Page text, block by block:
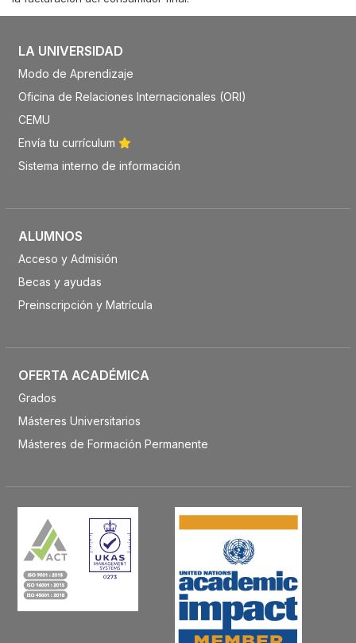
LA UNIVERSIDAD
Modo de Aprendizaje
Oficina de Relaciones Internacionales (ORI)
CEMU
Envía tu currículum
Sistema interno de información
ALUMNOS
Acceso y Admisión
Becas y ayudas
Preinscripción y Matrícula
OFERTA ACADÉMICA
Grados
Másteres Universitarios
Másteres de Formación Permanente